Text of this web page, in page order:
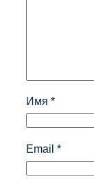
Имя *
Email *